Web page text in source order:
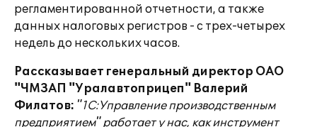
регламентированной отчетности, а также
данных налоговых регистров - с трех-четырех
недель до нескольких часов.
Рассказывает генеральный директор ОАО
"ЧМЗАП "Уралавтоприцеп" Валерий
Филатов: "1С:Управление производственным
предприятием" работает у нас, как инструмент